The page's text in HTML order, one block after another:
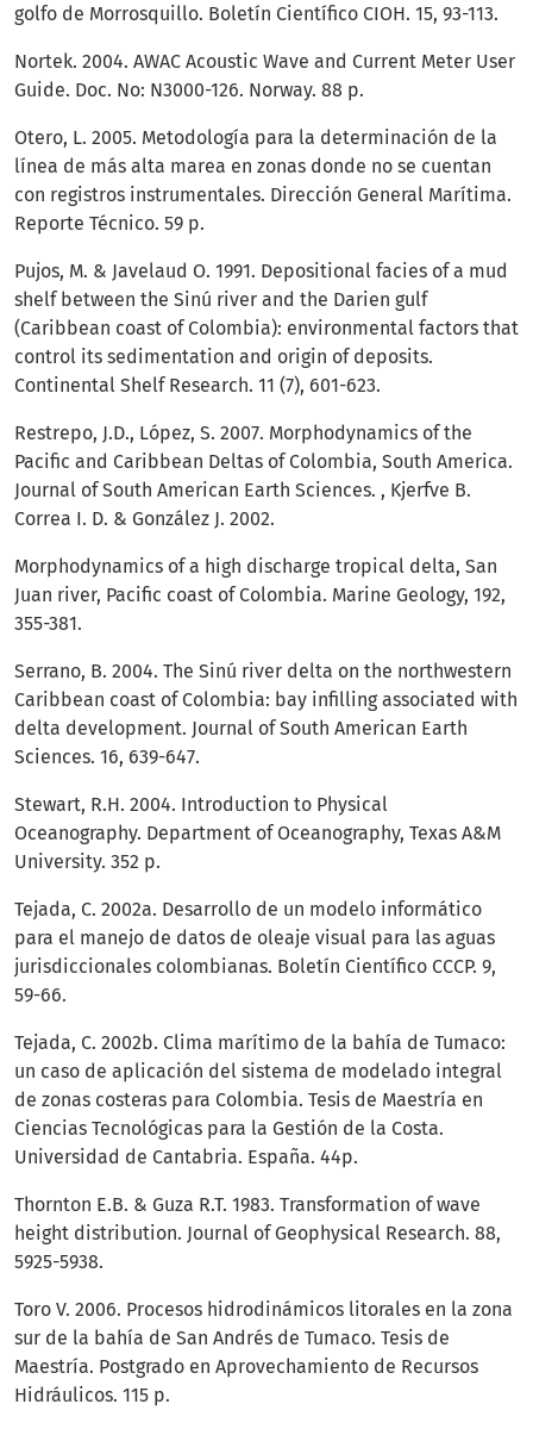
golfo de Morrosquillo. Boletín Científico CIOH. 15, 93-113.
Nortek. 2004. AWAC Acoustic Wave and Current Meter User
Guide. Doc. No: N3000-126. Norway. 88 p.
Otero, L. 2005. Metodología para la determinación de la
línea de más alta marea en zonas donde no se cuentan
con registros instrumentales. Dirección General Marítima.
Reporte Técnico. 59 p.
Pujos, M. & Javelaud O. 1991. Depositional facies of a mud
shelf between the Sinú river and the Darien gulf
(Caribbean coast of Colombia): environmental factors that
control its sedimentation and origin of deposits.
Continental Shelf Research. 11 (7), 601-623.
Restrepo, J.D., López, S. 2007. Morphodynamics of the
Pacific and Caribbean Deltas of Colombia, South America.
Journal of South American Earth Sciences. , Kjerfve B.
Correa I. D. & González J. 2002.
Morphodynamics of a high discharge tropical delta, San
Juan river, Pacific coast of Colombia. Marine Geology, 192,
355-381.
Serrano, B. 2004. The Sinú river delta on the northwestern
Caribbean coast of Colombia: bay infilling associated with
delta development. Journal of South American Earth
Sciences. 16, 639-647.
Stewart, R.H. 2004. Introduction to Physical
Oceanography. Department of Oceanography, Texas A&M
University. 352 p.
Tejada, C. 2002a. Desarrollo de un modelo informático
para el manejo de datos de oleaje visual para las aguas
jurisdiccionales colombianas. Boletín Científico CCCP. 9,
59-66.
Tejada, C. 2002b. Clima marítimo de la bahía de Tumaco:
un caso de aplicación del sistema de modelado integral
de zonas costeras para Colombia. Tesis de Maestría en
Ciencias Tecnológicas para la Gestión de la Costa.
Universidad de Cantabria. España. 44p.
Thornton E.B. & Guza R.T. 1983. Transformation of wave
height distribution. Journal of Geophysical Research. 88,
5925-5938.
Toro V. 2006. Procesos hidrodinámicos litorales en la zona
sur de la bahía de San Andrés de Tumaco. Tesis de
Maestría. Postgrado en Aprovechamiento de Recursos
Hidráulicos. 115 p.